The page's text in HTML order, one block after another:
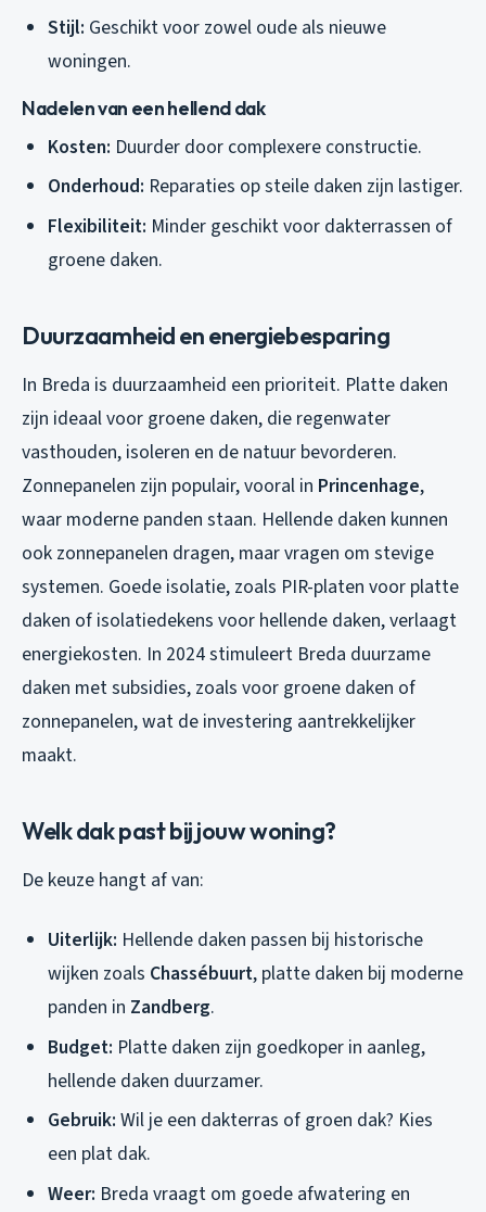
Stijl: Geschikt voor zowel oude als nieuwe
woningen.
Nadelen van een hellend dak
Kosten: Duurder door complexere constructie.
Onderhoud: Reparaties op steile daken zijn lastiger.
Flexibiliteit: Minder geschikt voor dakterrassen of
groene daken.
Duurzaamheid en energiebesparing
In Breda is duurzaamheid een prioriteit. Platte daken
zijn ideaal voor groene daken, die regenwater
vasthouden, isoleren en de natuur bevorderen.
Zonnepanelen zijn populair, vooral in Princenhage,
waar moderne panden staan. Hellende daken kunnen
ook zonnepanelen dragen, maar vragen om stevige
systemen. Goede isolatie, zoals PIR-platen voor platte
daken of isolatiedekens voor hellende daken, verlaagt
energiekosten. In 2024 stimuleert Breda duurzame
daken met subsidies, zoals voor groene daken of
zonnepanelen, wat de investering aantrekkelijker
maakt.
Welk dak past bij jouw woning?
De keuze hangt af van:
Uiterlijk: Hellende daken passen bij historische
wijken zoals Chassébuurt, platte daken bij moderne
panden in Zandberg.
Budget: Platte daken zijn goedkoper in aanleg,
hellende daken duurzamer.
Gebruik: Wil je een dakterras of groen dak? Kies
een plat dak.
Weer: Breda vraagt om goede afwatering en